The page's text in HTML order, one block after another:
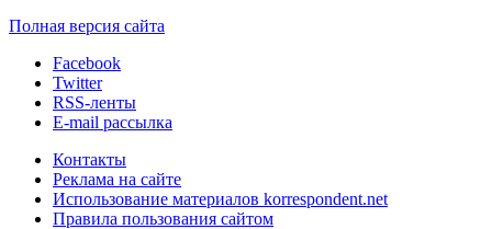
Полная версия сайта
Facebook
Twitter
RSS-ленты
E-mail рассылка
Контакты
Реклама на сайте
Использование материалов korrespondent.net
Правила пользования сайтом